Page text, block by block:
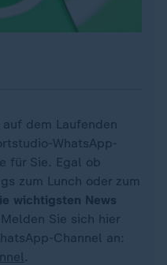
dem Laufenden
WhatsApp-
für Sie. Egal ob
zum Lunch oder zum
wichtigsten News
Sie sich hier
Channel an:
.